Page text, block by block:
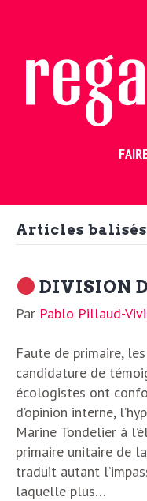
Articles balisés
DIVISION
Par Pablo Pillaud-
Faute de primaire,
candidature de
écologistes ont
d’opinion interne,
Marine Tondelier à
primaire unitaire de
traduit autant
laquelle plus…